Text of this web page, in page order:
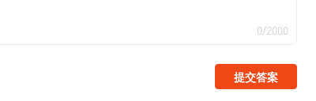
0/2000
提交答案